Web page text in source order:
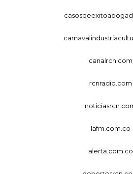
canalrcn.com
rcnradio.com
lafm.com.co
alerta.com.co